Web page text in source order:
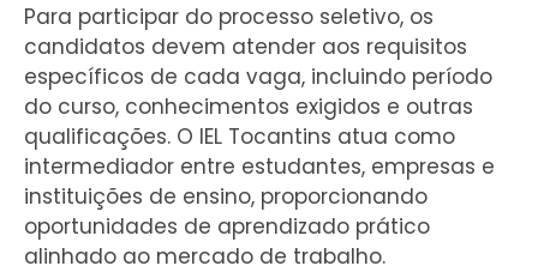
Para participar do processo seletivo, os
candidatos devem atender aos requisitos
específicos de cada vaga, incluindo período
do curso, conhecimentos exigidos e outras
qualificações. O IEL Tocantins atua como
intermediador entre estudantes, empresas e
instituições de ensino, proporcionando
oportunidades de aprendizado prático
alinhado ao mercado de trabalho.